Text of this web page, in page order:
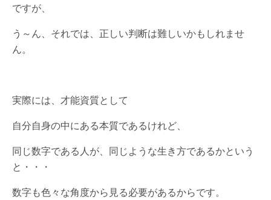
ですが、
う～ん、それでは、正しい判断は難しいかもしれませ
ん。
実際には、才能資質として
自分自身の中にある本質であるけれど、
同じ数字である人が、同じような生き方であるかという
と・・・
数字も色々な角度から見る必要があるからです。